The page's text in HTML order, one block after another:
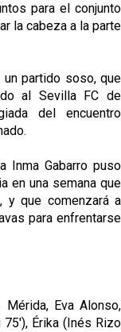
para el conjunto
la cabeza a la parte
un partido soso, que
al Sevilla FC de
del encuentro
Inma Gabarro puso
en una semana que
y que comenzará a
para enfrentarse
Mérida, Eva Alonso,
75'), Érika (Inés Rizo